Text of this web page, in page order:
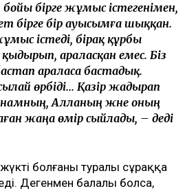
әріптесі әрі жақын
ақпарат тараған. Сонымен
жағдайдан көп ұзамай жүкті
те айтылды.
соңында, мамыр айында араласа
да жұмыс істейтін. Жұрттың
құрбысы еді» деп жазып
Ұлдананың құрбысы болған
бірге бір ауысымға шыққан.
істеді, бірақ құрбы